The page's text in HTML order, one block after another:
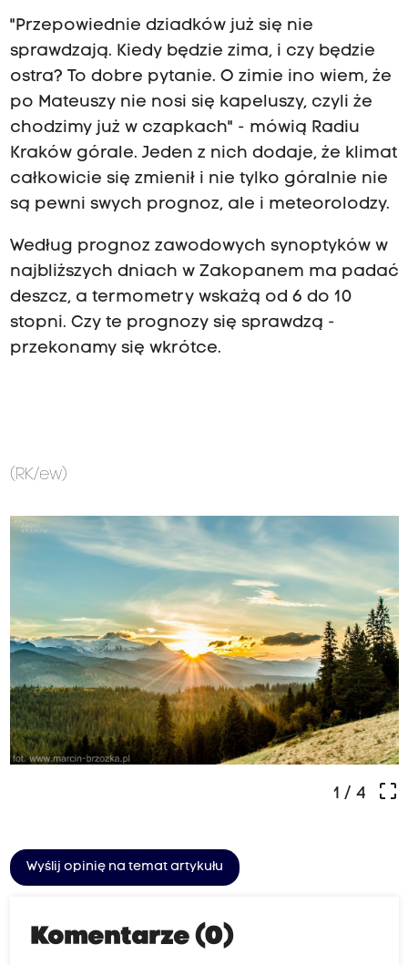
"Przepowiednie dziadków już się nie
sprawdzają. Kiedy będzie zima, i czy będzie
ostra? To dobre pytanie. O zimie ino wiem, że
po Mateuszy nie nosi się kapeluszy, czyli że
chodzimy już w czapkach" - mówią Radiu
Kraków górale. Jeden z nich dodaje, że klimat
całkowicie się zmienił i nie tylko góralnie nie
są pewni swych prognoz, ale i meteorolodzy.
Według prognoz zawodowych synoptyków w
najbliższych dniach w Zakopanem ma padać
deszcz, a termometry wskażą od 6 do 10
stopni. Czy te prognozy się sprawdzą -
przekonamy się wkrótce.
(RK/ew)
crop_free
1 / 4
Wyślij opinię na temat artykułu
Komentarze (0)